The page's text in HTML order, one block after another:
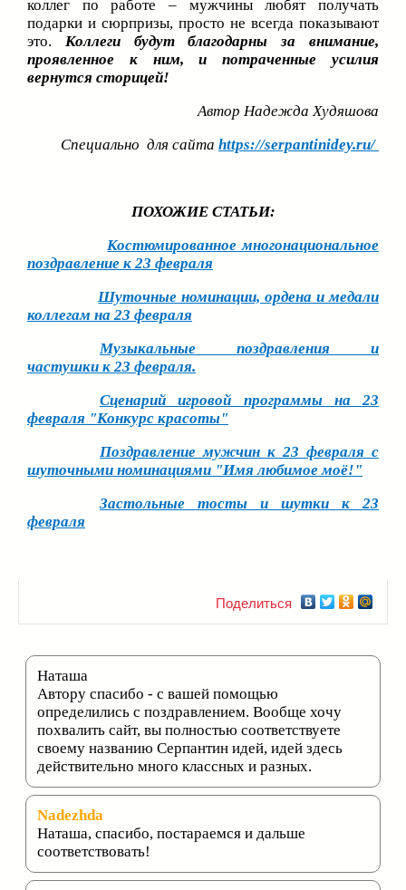
коллег по работе – мужчины любят получать
подарки и сюрпризы, просто не всегда показывают
это. Коллеги будут благодарны за внимание,
проявленное к ним, и потраченные усилия
вернутся сторицей!
Автор Надежда Худяшова
Специально для сайта https://serpantinidey.ru/
ПОХОЖИЕ СТАТЬИ:
Костюмированное многонациональное
поздравление к 23 февраля
Шуточные номинации, ордена и медали
коллегам на 23 февраля
Музыкальные поздравления и
частушки к 23 февраля.
Сценарий игровой программы на 23
февраля "Конкурс красоты"
Поздравление мужчин к 23 февраля с
шуточными номинациями "Имя любимое моё!"
Застольные тосты и шутки к 23
февраля
Поделиться
Наташа
Автору спасибо - с вашей помощью
определились с поздравлением. Вообще хочу
похвалить сайт, вы полностью соответствуете
своему названию Серпантин идей, идей здесь
действительно много классных и разных.
Nadezhda
Наташа, спасибо, постараемся и дальше
соответствовать!